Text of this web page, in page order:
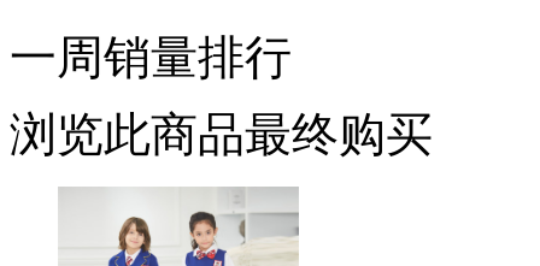
一周销量排行
浏览此商品最终购买